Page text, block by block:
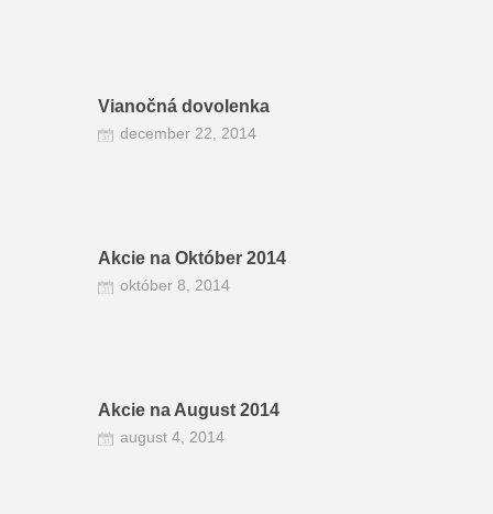
Vianočná dovolenka
december 22, 2014
Akcie na Október 2014
október 8, 2014
Akcie na August 2014
august 4, 2014